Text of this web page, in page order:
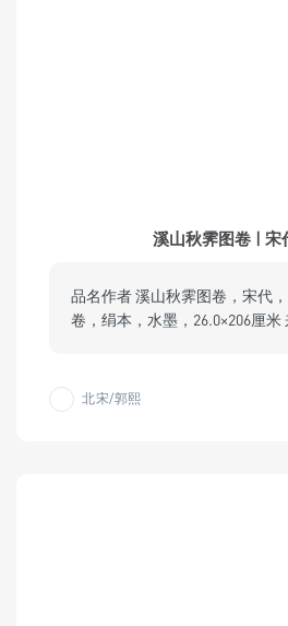
溪山秋霁图卷 | 宋
品名作者 溪山秋霁图卷，宋代
卷，绢本，水墨，26.0×206厘
北宋/郭熙